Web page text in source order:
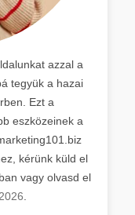
azzal a
tegyük a hazai
Ezt a
eszközeinek a
kérünk küld el
vagy olvasd el